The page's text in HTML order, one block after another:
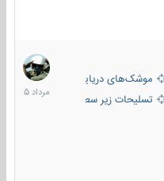
موشک‌های دریایی
تسلیحات زیر سطحی
2
مرداد
1405